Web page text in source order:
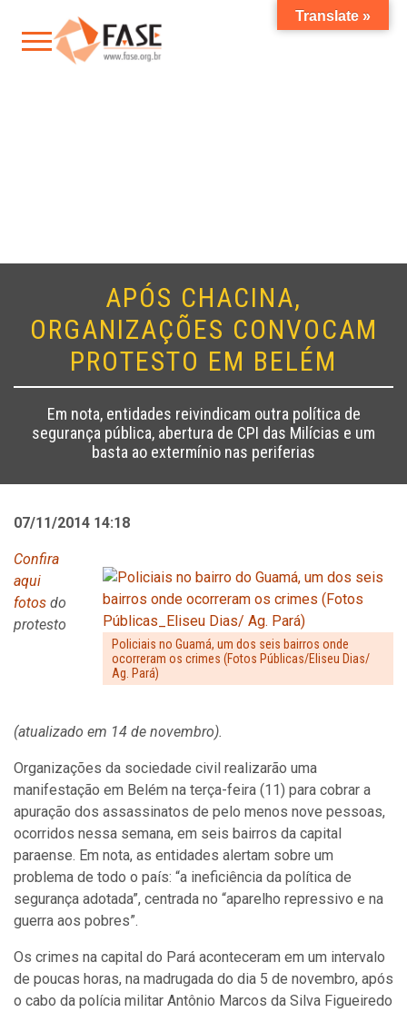
APÓS CHACINA,
ORGANIZAÇÕES CONVOCAM
PROTESTO EM BELÉM
Em nota, entidades reivindicam outra política de
segurança pública, abertura de CPI das Milícias e um
basta ao extermínio nas periferias
07/11/2014 14:18
Policiais no Guamá, um dos seis bairros onde
ocorreram os crimes (Fotos Públicas/Eliseu Dias/
Ag. Pará)
Confira
aqui
fotos do
protesto
(atualizado em 14 de novembro).
Organizações da sociedade civil realizarão uma
manifestação em Belém na terça-feira (11) para cobrar a
apuração dos assassinatos de pelo menos nove pessoas,
ocorridos nessa semana, em seis bairros da capital
paraense. Em nota, as entidades alertam sobre um
problema de todo o país: “a ineficiência da política de
segurança adotada”, centrada no “aparelho repressivo e na
guerra aos pobres”.
Os crimes na capital do Pará aconteceram em um intervalo
de poucas horas, na madrugada do dia 5 de novembro, após
o cabo da polícia militar Antônio Marcos da Silva Figueiredo
Translate »